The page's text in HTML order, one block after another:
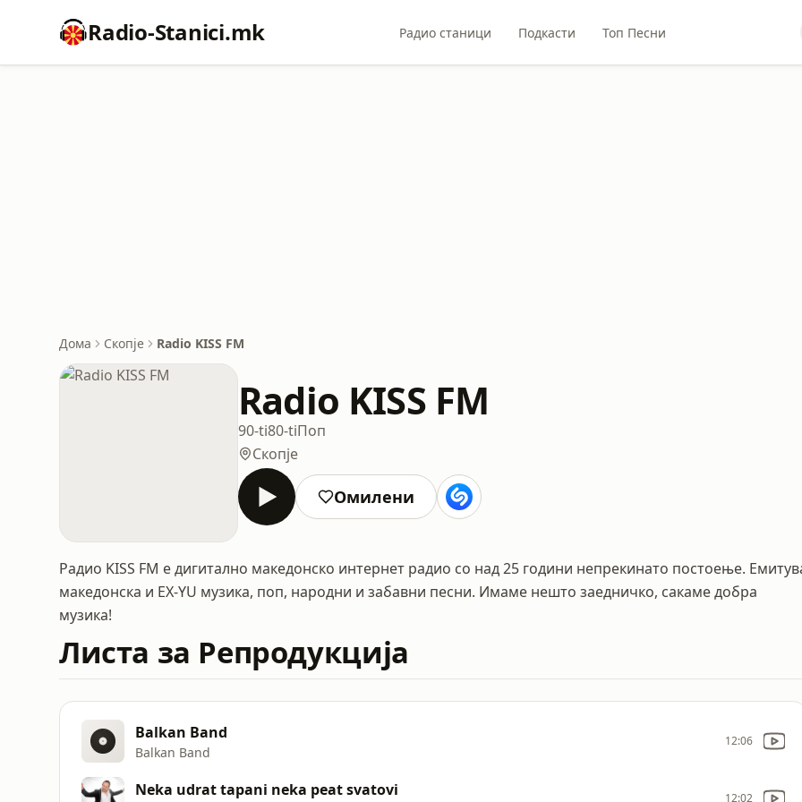
Radio-Stanici.mk Радио станици Подкасти Топ Песни
Дома Скопје Radio KISS FM
Radio KISS FM
90-ti80-tiПоп
Скопје
Омилени
Радио KISS FM е дигитално македонско интернет радио со над 25 години непрекинато постоење.
македонска и EX-YU музика, поп, народни и забавни песни. Имаме нешто заедничко, сакаме добра
музика!
Листа за Репродукција
Balkan Band
Balkan Band
12:06
Neka udrat tapani neka peat svatovi 12:02